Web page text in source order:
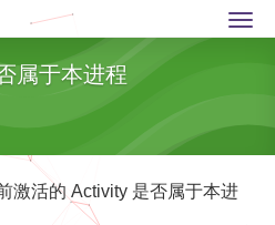
属于本进程
激活的 Activity 是否属于本进